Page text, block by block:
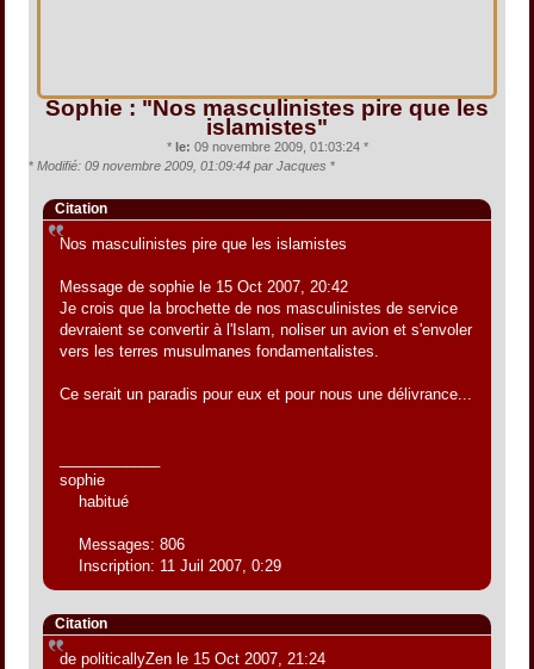
Sophie : "Nos masculinistes pire que les
islamistes"
* le: 09 novembre 2009, 01:03:24 *
* Modifié: 09 novembre 2009, 01:09:44 par Jacques *
Citation
Nos masculinistes pire que les islamistes
Message de sophie le 15 Oct 2007, 20:42
Je crois que la brochette de nos masculinistes de service
devraient se convertir à l'Islam, noliser un avion et s'envoler
vers les terres musulmanes fondamentalistes.
Ce serait un paradis pour eux et pour nous une délivrance...
sophie
habitué
Messages: 806
Inscription: 11 Juil 2007, 0:29
Citation
de politicallyZen le 15 Oct 2007, 21:24